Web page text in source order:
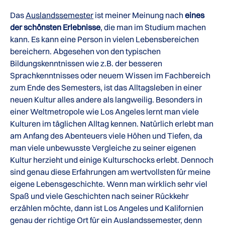
DasAuslandssemester ist meiner Meinung nach eines
der schönsten Erlebnisse, die man im Studium machen
kann. Es kann eine Person in vielen Lebensbereichen
bereichern. Abgesehen von den typischen
Bildungskenntnissen wie z.B. der besseren
Sprachkenntnisses oder neuem Wissen im Fachbereich
zum Ende des Semesters, ist das Alltagsleben in einer
neuen Kultur alles andere als langweilig. Besonders in
einer Weltmetropole wie Los Angeles lernt man viele
Kulturen im täglichen Alltag kennen. Natürlich erlebt man
am Anfang des Abenteuers viele Höhen und Tiefen, da
man viele unbewusste Vergleiche zu seiner eigenen
Kultur herzieht und einige Kulturschocks erlebt. Dennoch
sind genau diese Erfahrungen am wertvollsten für meine
eigene Lebensgeschichte. Wenn man wirklich sehr viel
Spaß und viele Geschichten nach seiner Rückkehr
erzählen möchte, dann ist Los Angeles und Kalifornien
genau der richtige Ort für ein Auslandssemester, denn